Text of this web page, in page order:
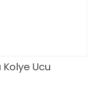
Ucu